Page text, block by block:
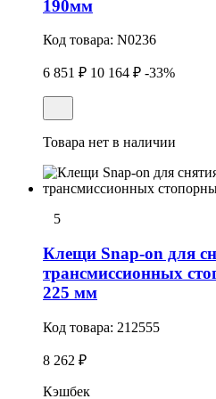
190мм
Код товара: N0236
6 851 ₽ 10 164 ₽ -33%
Товара нет в наличии
5
Клещи Snap-on для
трансмиссионных
225 мм
Код товара: 212555
8 262 ₽
Кэшбек